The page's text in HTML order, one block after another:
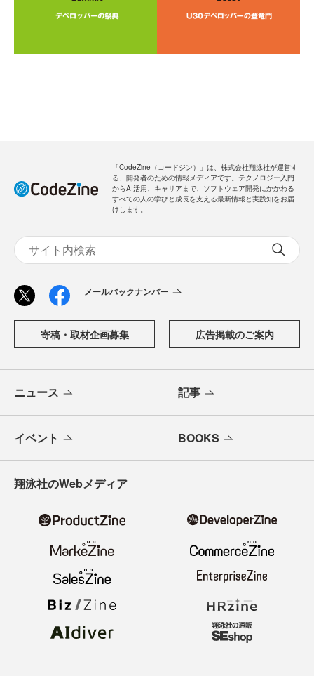
「CodeZine（コードジン）」は、株式会社翔泳社が運営す
る、開発者のための情報メディアです。テクノロジー入門
からAI活用、キャリアまで、ソフトウェア開発にかかわる
すべての人の学びと成長を支える最新情報と実践知をお届
けします。
メールバックナンバー
寄稿・取材企画募集 広告掲載のご案内
ニュース 記事
イベント BOOKS
翔泳社のWebメディア